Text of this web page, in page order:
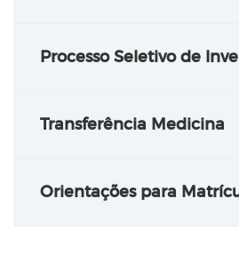
Processo Seletivo de
Transferência Medicina
Orientações para